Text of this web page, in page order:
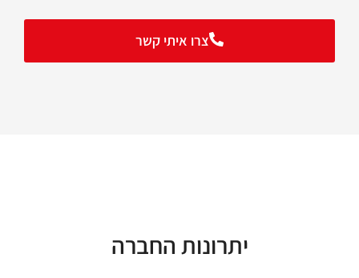
צרו איתי קשר
יתרונות החברה